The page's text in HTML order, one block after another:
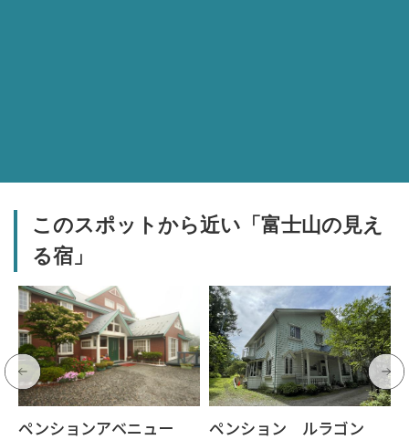
このスポットから近い「富士山の見え
る宿」
ペンションアベニュー ペンション ルラゴン